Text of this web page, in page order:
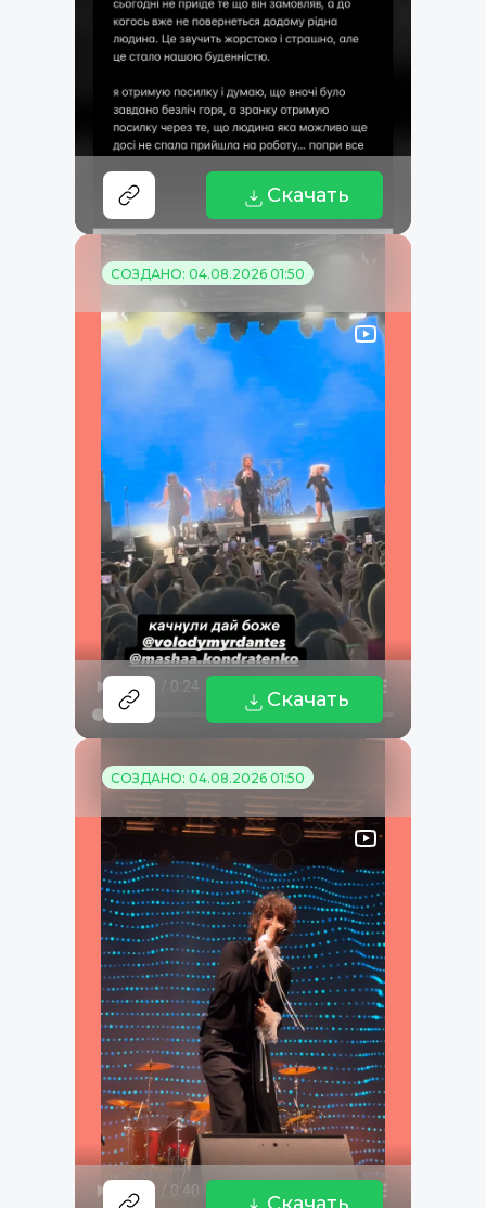
Скачать
СОЗДАНО: 04.08.2026 01:50
Скачать
СОЗДАНО: 04.08.2026 01:50